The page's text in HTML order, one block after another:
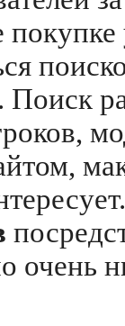
Поиск
очень